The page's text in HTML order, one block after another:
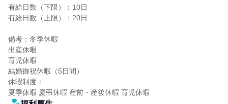
有給日数（下限）：10日
有給日数（上限）：20日
備考：冬季休暇
出産休暇
育児休暇
結婚御祝休暇（5日間）
休暇制度：
夏季休暇 慶弔休暇 産前・産後休暇 育児休暇